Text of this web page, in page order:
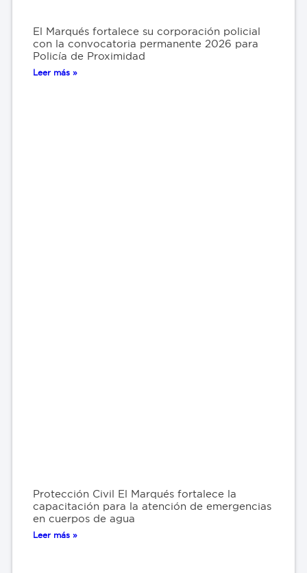
El Marqués fortalece su corporación policial
con la convocatoria permanente 2026 para
Policía de Proximidad
Leer más »
Protección Civil El Marqués fortalece la
capacitación para la atención de emergencias
en cuerpos de agua
Leer más »